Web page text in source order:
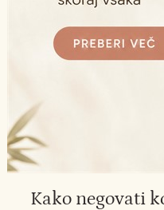
Kako negovati